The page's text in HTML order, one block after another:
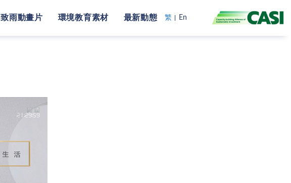
致雨動畫片 環境教育素材 最新動態 繁 En